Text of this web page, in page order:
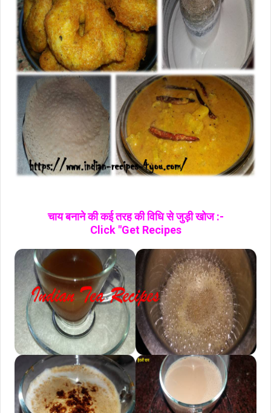
चाय बनाने की कई तरह की विधि से जुड़ी खोज :-
Click "Get Recipes